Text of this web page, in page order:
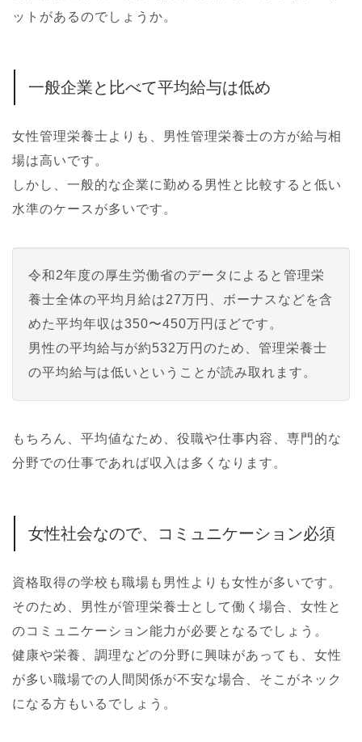
ットがあるのでしょうか。
一般企業と比べて平均給与は低め
女性管理栄養士よりも、男性管理栄養士の方が給与相
場は高いです。
しかし、一般的な企業に勤める男性と比較すると低い
水準のケースが多いです。
令和2年度の厚生労働省のデータによると管理栄
養士全体の平均月給は27万円、ボーナスなどを含
めた平均年収は350〜450万円ほどです。
男性の平均給与が約532万円のため、管理栄養士
の平均給与は低いということが読み取れます。
もちろん、平均値なため、役職や仕事内容、専門的な
分野での仕事であれば収入は多くなります。
女性社会なので、コミュニケーション必須
資格取得の学校も職場も男性よりも女性が多いです。
そのため、男性が管理栄養士として働く場合、女性と
のコミュニケーション能力が必要となるでしょう。
健康や栄養、調理などの分野に興味があっても、女性
が多い職場での人間関係が不安な場合、そこがネック
になる方もいるでしょう。